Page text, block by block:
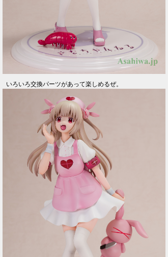
いろいろ交換パーツがあって楽しめるぜ。